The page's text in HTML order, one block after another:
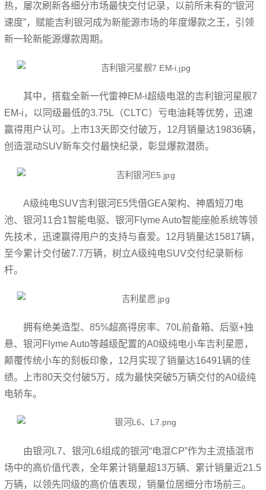
热，屡次刷新各细分市场最快交付记录，以前所未有的“银河
速度”，赋能吉利银河成为新能源市场的年度爆款之王，引领
新一轮新能源爆款周期。
其中，搭载全新一代雷神EM-i超级电混的吉利银河星舰7
EM-i，以同级最低的3.75L（CLTC）亏电油耗等优势，迅速
赢得用户认可。上市13天即交付破万，12月销量达19836辆，
创造混动SUV新车交付最快纪录，彰显爆款潜质。
A级纯电SUV吉利银河E5凭借GEA架构、神盾短刀电
池、银河11合1智能电驱、银河Flyme Auto智能座舱系统等领
先技术，迅速赢得用户的支持与喜爱。12月销量达15817辆，
至今累计交付破7.7万辆，树立A级纯电SUV交付纪录新标
杆。
拥有绝美造型、85%超高得房率、70L前备箱、后驱+独
悬、银河Flyme Auto等越级配置的A0级纯电小车吉利星愿，
颠覆传统小车的刻板印象，12月实现了销量达16491辆的佳
绩。上市80天交付破5万，成为最快突破5万辆交付的A0级纯
电轿车。
由银河L7、银河L6组成的银河“电混CP”作为主流插混市
场中的高价值代表，全年累计销量超13万辆、累计销量近21.5
万辆，以领先同级的高价值表现，销量位居细分市场前三。